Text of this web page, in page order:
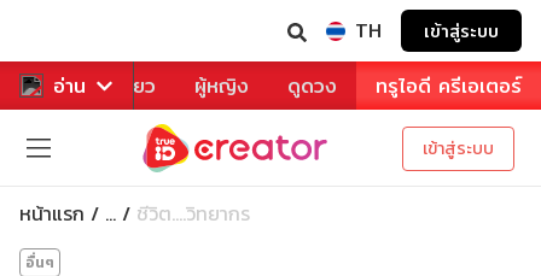
TH เข้าสู่ระบบ
อ่าน
หาร ท่องเที่ยว ผู้หญิง ดูดวง ทรูไอดี ครีเอเตอร์
เข้าสู่ระบบ
หน้าแรก ... ชีวิต....วิทยากร
อื่นๆ